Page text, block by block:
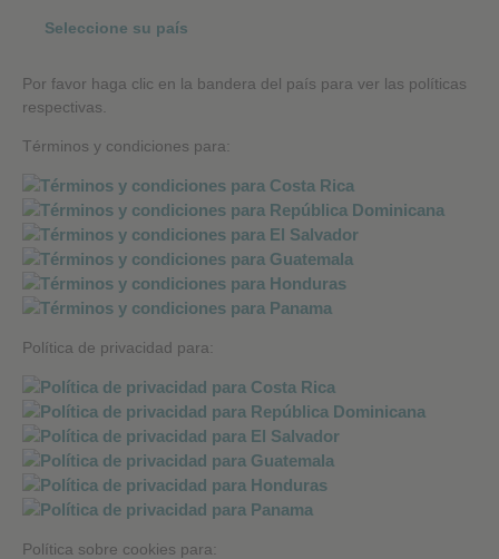
Seleccione su país
Por favor haga clic en la bandera del país para ver las políticas
respectivas.
Términos y condiciones para:
Política de privacidad para:
Política sobre cookies para: